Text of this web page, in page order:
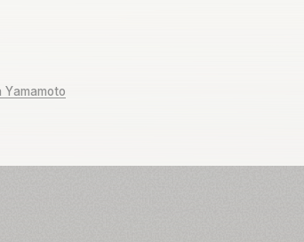
Yamamoto